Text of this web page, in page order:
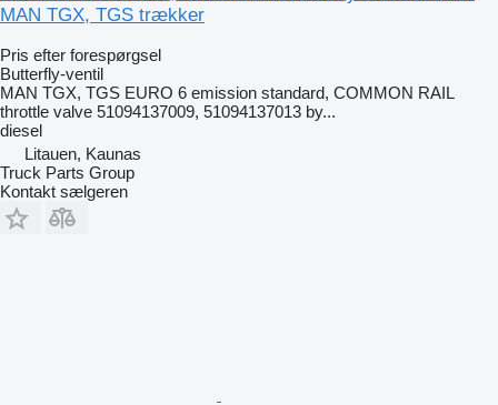
MAN TGX, TGS trækker
Pris efter forespørgsel
Butterfly-ventil
MAN TGX, TGS EURO 6 emission standard, COMMON RAIL
throttle valve 51094137009, 51094137013 by...
diesel
Litauen, Kaunas
Truck Parts Group
Kontakt sælgeren